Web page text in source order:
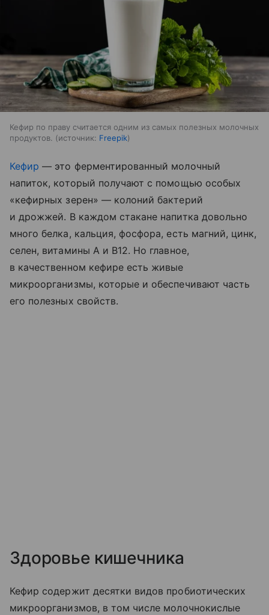
Кефир по праву считается одним из самых полезных молочных
продуктов.
источник: Freepik
Кефир — это ферментированный молочный
напиток, который получают с помощью особых
«кефирных зерен» — колоний бактерий
и дрожжей. В каждом стакане напитка довольно
много белка, кальция, фосфора, есть магний, цинк,
селен, витамины A и B12. Но главное,
в качественном кефире есть живые
микроорганизмы, которые и обеспечивают часть
его полезных свойств.
Здоровье кишечника
Кефир содержит десятки видов пробиотических
микроорганизмов, в том числе молочнокислые